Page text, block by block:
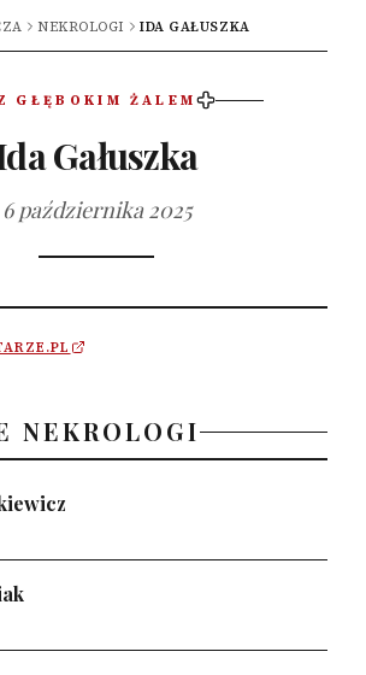
NEKROLOGI IDA GAŁUSZKA
GŁĘBOKIM ŻALEM
Gałuszka
6 października 2025
NEKROLOGI